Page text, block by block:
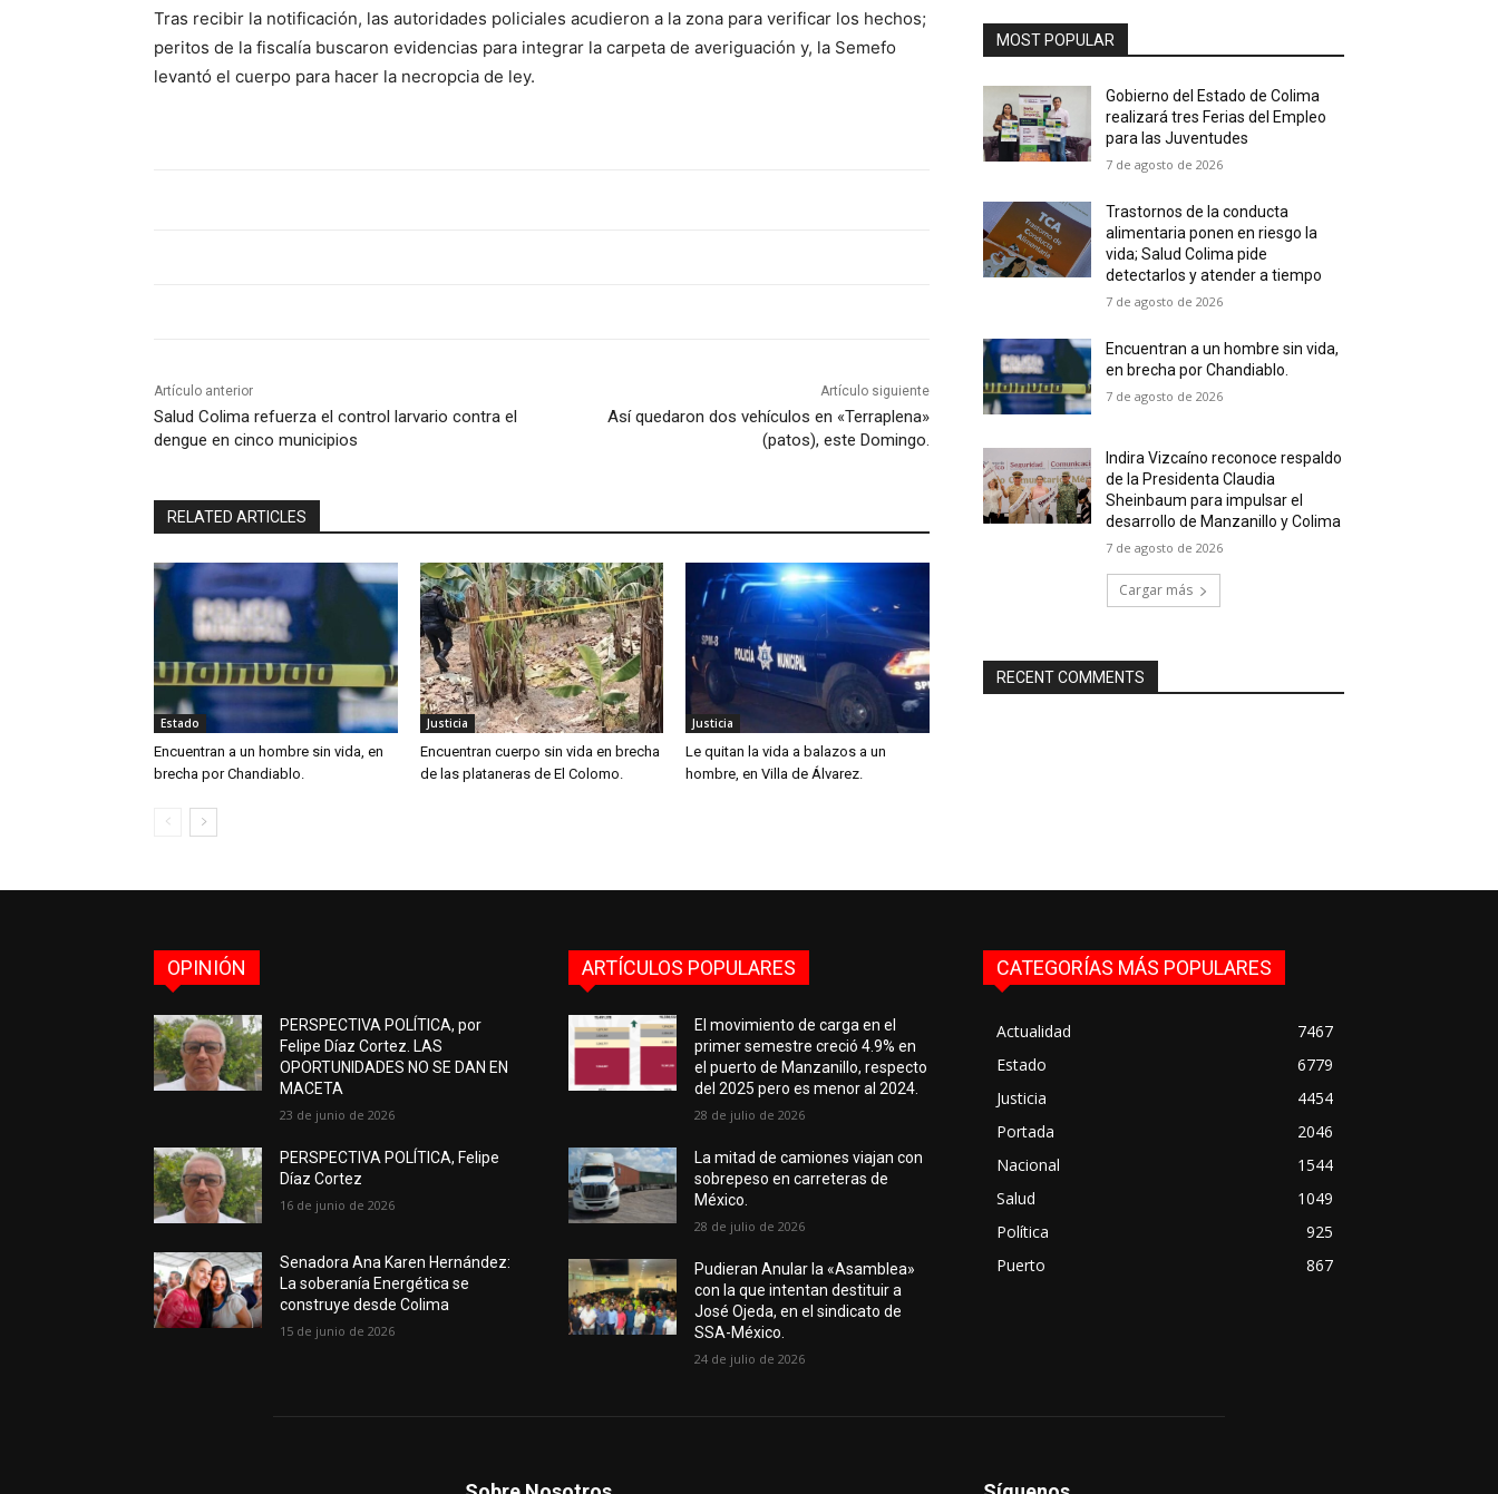
Tras recibir la notificación, las autoridades policiales acudieron a la zona para verificar los hechos;
peritos de la fiscalía buscaron evidencias para integrar la carpeta de averiguación y, la Semefo
levantó el cuerpo para hacer la necropcia de ley.
Artículo anterior
Salud Colima refuerza el control larvario contra el
dengue en cinco municipios
Artículo siguiente
Así quedaron dos vehículos en «Terraplena»
(patos), este Domingo.
RELATED ARTICLES
Estado
Encuentran a un hombre sin vida, en
brecha por Chandiablo.
Justicia
Encuentran cuerpo sin vida en brecha
de las plataneras de El Colomo.
Justicia
Le quitan la vida a balazos a un
hombre, en Villa de Álvarez.
MOST POPULAR
Gobierno del Estado de Colima
realizará tres Ferias del Empleo
para las Juventudes
7 de agosto de 2026
Trastornos de la conducta
alimentaria ponen en riesgo la
vida; Salud Colima pide
detectarlos y atender a tiempo
7 de agosto de 2026
Encuentran a un hombre sin vida,
en brecha por Chandiablo.
7 de agosto de 2026
Indira Vizcaíno reconoce respaldo
de la Presidenta Claudia
Sheinbaum para impulsar el
desarrollo de Manzanillo y Colima
7 de agosto de 2026
Cargar más
RECENT COMMENTS
OPINIÓN
PERSPECTIVA POLÍTICA, por
Felipe Díaz Cortez. LAS
OPORTUNIDADES NO SE DAN EN
MACETA
23 de junio de 2026
PERSPECTIVA POLÍTICA, Felipe
Díaz Cortez
16 de junio de 2026
Senadora Ana Karen Hernández:
La soberanía Energética se
construye desde Colima
15 de junio de 2026
ARTÍCULOS POPULARES
El movimiento de carga en el
primer semestre creció 4.9% en
el puerto de Manzanillo, respecto
del 2025 pero es menor al 2024.
28 de julio de 2026
La mitad de camiones viajan con
sobrepeso en carreteras de
México.
28 de julio de 2026
Pudieran Anular la «Asamblea»
con la que intentan destituir a
José Ojeda, en el sindicato de
SSA-México.
24 de julio de 2026
CATEGORÍAS MÁS POPULARES
Actualidad
7467
Estado
6779
Justicia
4454
Portada
2046
Nacional
1544
Salud
1049
Política
925
Puerto
867